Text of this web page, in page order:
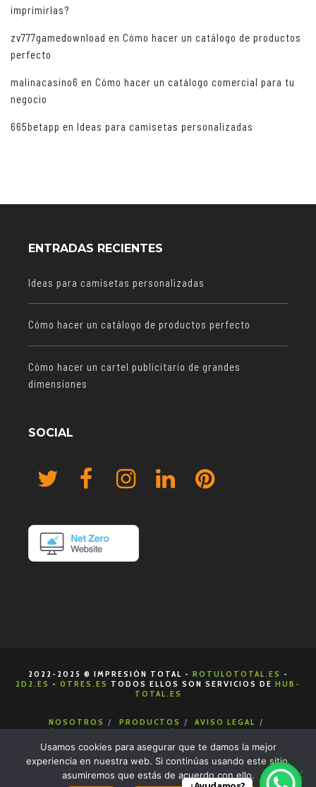
imprimirlas?
zv777gamedownload en Cómo hacer un catálogo de productos
perfecto
malinacasino6 en Cómo hacer un catálogo comercial para tu
negocio
665betapp en Ideas para camisetas personalizadas
ENTRADAS RECIENTES
Ideas para camisetas personalizadas
Cómo hacer un catálogo de productos perfecto
Cómo hacer un cartel publicitario de grandes
dimensiones
SOCIAL
2022-2025 ® IMPRESIÓN TOTAL - ROTULOTOTAL.ES -
2D2.ES - 0TRES.ES TODOS ELLOS SON SERVICIOS DE HUB-
TOTAL.ES
NOSOTROS PRODUCTOS
AVISO LEGAL
POLÍTICA DE COOKIES
POLÍTICA DE PRIVACIDAD
CONDICIONES DE VENTA
CONTACTA
Usamos cookies para asegurar que te damos la mejor
experiencia en nuestra web. Si continúas usando este sitio,
asumiremos que estás de acuerdo con ello.